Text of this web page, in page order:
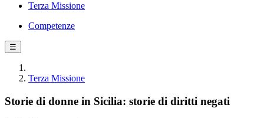
Terza Missione
Competenze
☰
Terza Missione
Storie di donne in Sicilia: storie di diritti negati